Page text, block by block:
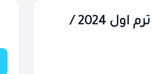
أجمل مذكرة علوم للصف الثالث الاعدادي ترم اول 2024 /